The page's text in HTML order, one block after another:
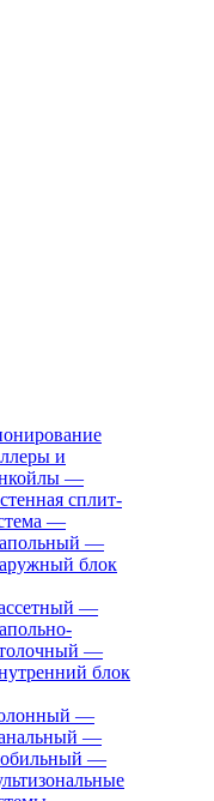
и
—
сплит-
—
—
блок
—
—
блок
—
—
—